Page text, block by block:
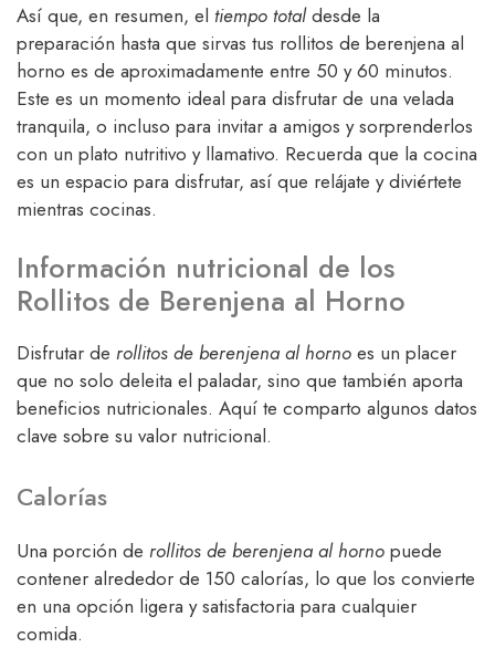
Así que, en resumen, el tiempo totaldesde la
preparación hasta que sirvas tus rollitos de berenjena al
horno es de aproximadamente entre 50 y 60 minutos.
Este es un momento ideal para disfrutar de una velada
tranquila, o incluso para invitar a amigos y sorprenderlos
con un plato nutritivo y llamativo. Recuerda que la cocina
es un espacio para disfrutar, así que relájate y diviértete
mientras cocinas.
Información nutricional de los
Rollitos de Berenjena al Horno
Disfrutar de rollitos de berenjena al horno es un placer
que no solo deleita el paladar, sino que también aporta
beneficios nutricionales. Aquí te comparto algunos datos
clave sobre su valor nutricional.
Calorías
Una porción de rollitos de berenjena al horno puede
contener alrededor de 150 calorías, lo que los convierte
en una opción ligera y satisfactoria para cualquier
comida.